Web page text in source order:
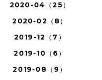
2020-04（25）
2020-02（8）
2019-12（7）
2019-10（6）
2019-08（9）